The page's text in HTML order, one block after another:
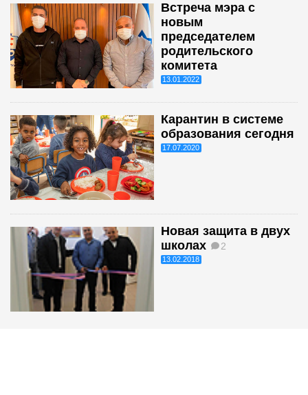
Встреча мэра с
новым
председателем
родительского
комитета
13.01.2022
Карантин в системе
образования сегодня
17.07.2020
Новая защита в двух
школах
2
13.02.2018